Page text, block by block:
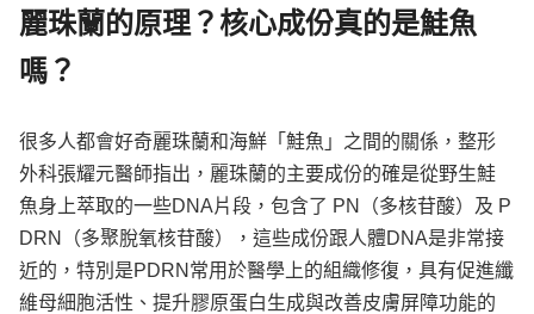
麗珠蘭的原理？核心成份真的是鮭魚
嗎？
很多人都會好奇麗珠蘭和海鮮「鮭魚」之間的關係，整形
外科張耀元醫師指出，麗珠蘭的主要成份的確是從野生鮭
魚身上萃取的一些DNA片段，包含了 PN（多核苷酸）及 P
DRN（多聚脫氧核苷酸），這些成份跟人體DNA是非常接
近的，特別是PDRN常用於醫學上的組織修復，具有促進纖
維母細胞活性、提升膠原蛋白生成與改善皮膚屏障功能的